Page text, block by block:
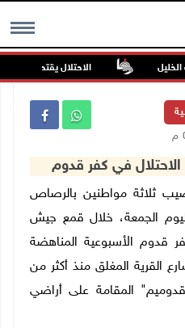
MENU
الاحتلال يقتحم عورتا
في كفر قدوم
2021 وفا- أصيب ثلاثة مواطنين بالرصاص
الجمعة، خلال قمع جيش
قدوم الأسبوعية المناهضة
القرية المغلق منذ أكثر من
المقامة على أراضي